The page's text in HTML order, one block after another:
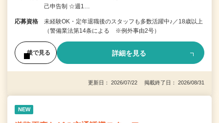
己申告制 ☆週1…
応募資格
未経験OK・定年退職後のスタッフも多数活躍中♪／18歳以上
（警備業法第14条による ※例外事由2号）
後で見る 詳細を見る
更新日： 2026/07/22 掲載終了日： 2026/08/31
NEW